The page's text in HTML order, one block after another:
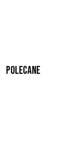
Polecane